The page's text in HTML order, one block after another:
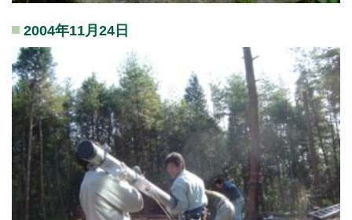
2004年11月24日